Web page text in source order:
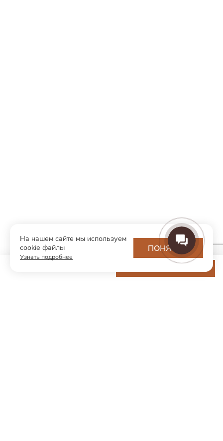
На нашем сайте мы используем
cookie файлы
Узнать подробнее
ПОНЯТНО